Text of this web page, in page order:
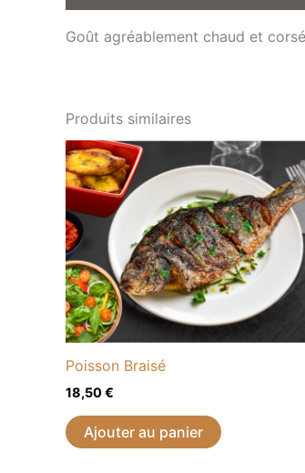
Goût agréablement chaud et
Produits similaires
Poisson Braisé
18,50€
Ajouter au panier